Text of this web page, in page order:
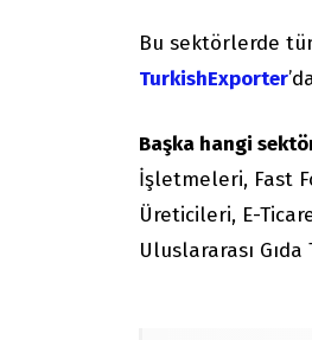
Bu sektörlerde
TurkishExporter
Başka hangi
İşletmeleri, Fast
Üreticileri, E-
Uluslararası